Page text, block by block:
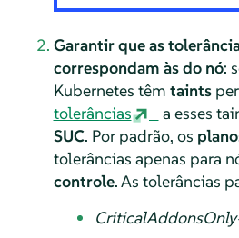
Garantir que as
correspondam às do nó:
Kubernetes têm taints
tolerâncias
a esses
SUC. Por padrão, os
tolerâncias apenas para
controle. As tolerâncias